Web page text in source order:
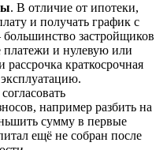
. В отличие от ипотеки,
и получать график с
застройщиков
платежи и нулевую или
краткосрочная
например разбить на
сумму в первые
ещё не собран после